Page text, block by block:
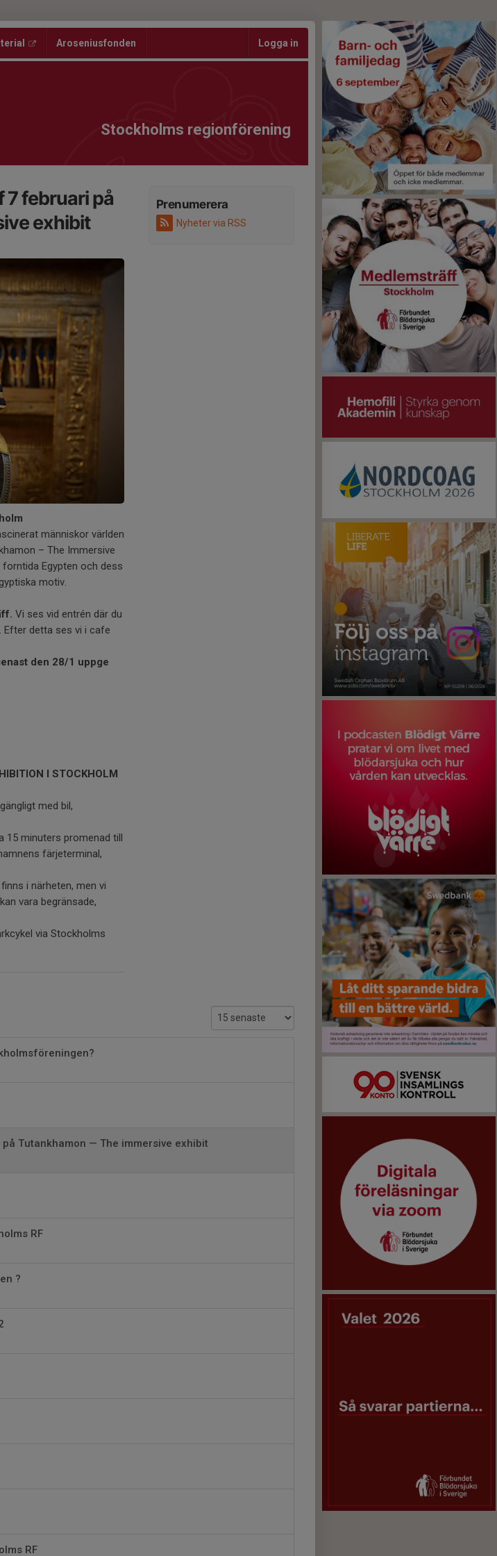
Aroseniusfonden Logga in
Stockholms regionförening
Prenumerera
Nyheter via RSS
februari på
exhibit
människor världen
– The Immersive
Egypten och dess
motiv.
Vi ses vid entrén där du
Efter detta ses vi i cafe
den 28/1 uppge
I STOCKHOLM
med bil,
15 minuters promenad till
färjeterminal,
i närheten, men vi
vara begränsade,
via Stockholms
Tutankhamon — The immersive exhibit
RF
?
RF